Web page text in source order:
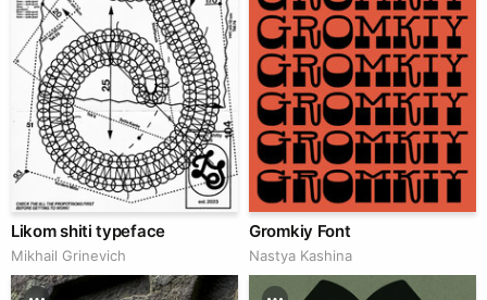
Likom shiti typeface
Mikhail Grinevich
Gromkiy Font
Nastya Kashina